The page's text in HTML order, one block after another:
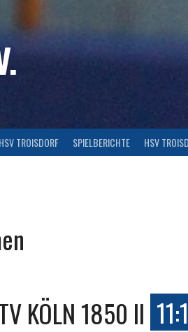
TROISDORF SPIELBERICHTE HSV
KÖLN 1850 II